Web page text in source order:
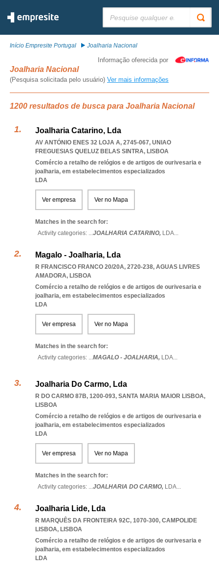
Início Empresite Portugal Joalharia Nacional
Informação oferecida por
Joalharia Nacional
(Pesquisa solicitada pelo usuário) Ver mais informações
1200 resultados de busca para Joalharia Nacional
Joalharia Catarino, Lda
AV ANTÓNIO ENES 32 LOJA A, 2745-067, UNIAO
FREGUESIAS QUELUZ BELAS SINTRA, LISBOA
Comércio a retalho de relógios e de artigos de ourivesaria e
joalharia, em estabelecimentos especializados
LDA
Ver empresa Ver no Mapa
Matches in the search for:
Activity categories: ...JOALHARIA CATARINO, LDA...
Magalo - Joalharia, Lda
R FRANCISCO FRANCO 20/20A, 2720-238, AGUAS LIVRES
AMADORA, LISBOA
Comércio a retalho de relógios e de artigos de ourivesaria e
joalharia, em estabelecimentos especializados
LDA
Ver empresa Ver no Mapa
Matches in the search for:
Activity categories: ...MAGALO - JOALHARIA, LDA...
Joalharia Do Carmo, Lda
R DO CARMO 87B, 1200-093, SANTA MARIA MAIOR LISBOA,
LISBOA
Comércio a retalho de relógios e de artigos de ourivesaria e
joalharia, em estabelecimentos especializados
LDA
Ver empresa Ver no Mapa
Matches in the search for:
Activity categories: ...JOALHARIA DO CARMO, LDA...
Joalharia Lide, Lda
R MARQUÊS DA FRONTEIRA 92C, 1070-300, CAMPOLIDE
LISBOA, LISBOA
Comércio a retalho de relógios e de artigos de ourivesaria e
joalharia, em estabelecimentos especializados
LDA